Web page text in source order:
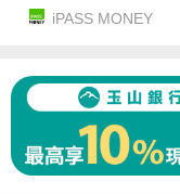
iPASS MONEY